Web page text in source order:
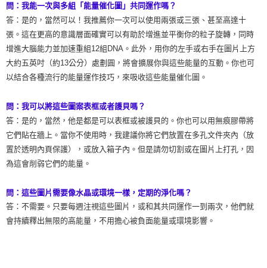
問：我能一次與多組「能量催化圖」共同運作嗎？
答：是的，當然可以！我推薦你一次可以使用兩張或三張、甚至高達十
張。這在更高的意識層面確實可以有助於增進並平衡你的粒子旋轉，同時
增進大腦能力並加速重組12組DNA。此外，用你的左手或右手在圖片上方
大約五英吋（約13公分）處劃圓，將會擴展你與這些能量的互動。你也可
以結合各種流行的能量運作技巧，來吸收這些能量催化圖。
問：我可以將這些圖案表框或者護貝嗎？
答：是的，當然，他是都是可以表框或被護貝的。你也可以用無痕膠帶將
它們貼在牆上。當你不使用時，我建議你將它們放置在多孔文件夾內（放
置於透明內頁保護），或放入箱子內。但是請勿切割或在圖片上打孔，因
為這會削弱它們的能量。
問：這些圖片需要像水晶或環境一樣，定期的淨化嗎？
答：不需要。只要每週注視這些圖片，或和其共同運作一到兩次，他們就
會持續釋出無限的高能量，不用擔心被負面能量或環境影響。